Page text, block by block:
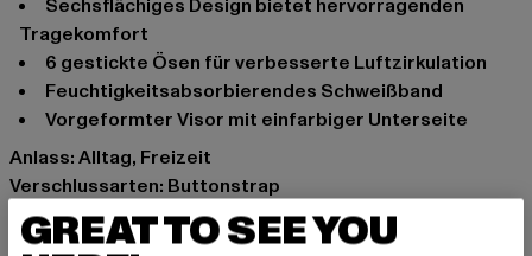
Sechsflächiges Design bietet hervorragenden
Tragekomfort
6 gestickte Ösen für verbesserte Luftzirkulation
Feuchtigkeitsabsorbierendes Schweißband
Vorgeformter Visor mit einfarbiger Unterseite
Anlass: Alltag, Freizeit
Verschlussarten: Buttonstrap
Marke: Flexfit
Kat.: Snapback
GREAT TO SEE YOU